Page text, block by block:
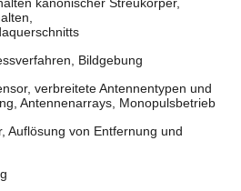
Bildgebung
verbreitete Antennentypen und
Antennenarrays, Monopulsbetrieb
Auflösung von Entfernung und